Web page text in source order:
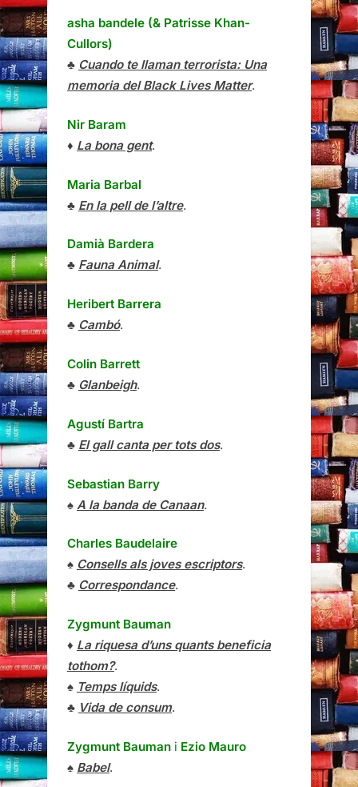
asha bandele (& Patrisse Khan-
Cullors)
♣ Cuando te llaman terrorista: Una
memoria del Black Lives Matter.
Nir Baram
♦ La bona gent.
Maria Barbal
♣ En la pell de l’altre.
Damià Bardera
♣ Fauna Animal.
Heribert Barrera
♣ Cambó.
Colin Barrett
♣ Glanbeigh.
Agustí Bartra
♣ El gall canta per tots dos.
Sebastian Barry
♠ A la banda de Canaan.
Charles Baudelaire
♠ Consells als joves escriptors.
♣ Correspondance.
Zygmunt Bauman
♦ La riquesa d’uns quants beneficia
tothom?.
♠ Temps líquids.
♣ Vida de consum.
Zygmunt Bauman i Ezio Mauro
♠ Babel.